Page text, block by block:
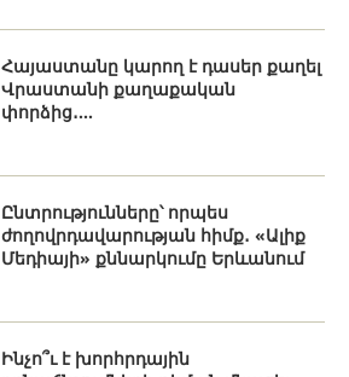
Հայաստանը կարող է դասեր քաղել
Վրաստանի քաղաքական
փորձից․...
Ընտրությունները՝ որպես
ժողովրդավարության հիմք․ «Ալիք
Մեդիայի» քննարկումը Երևանում
Ինչո՞ւ է խորհրդային